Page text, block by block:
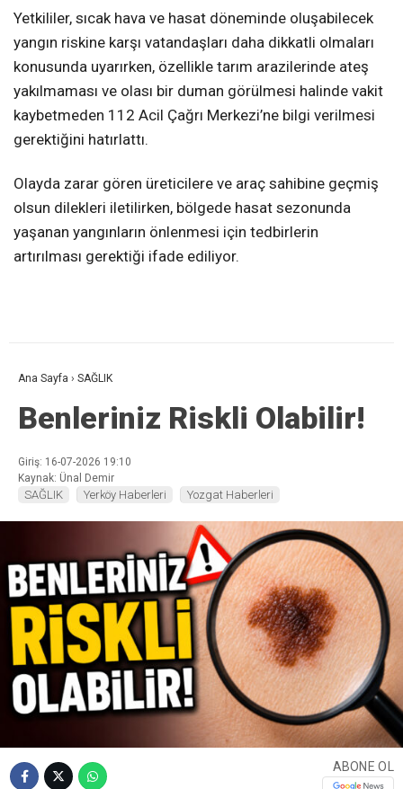
Yetkililer, sıcak hava ve hasat döneminde oluşabilecek
yangın riskine karşı vatandaşları daha dikkatli olmaları
konusunda uyarırken, özellikle tarım arazilerinde ateş
yakılmaması ve olası bir duman görülmesi halinde vakit
kaybetmeden 112 Acil Çağrı Merkezi’ne bilgi verilmesi
gerektiğini hatırlattı.
Olayda zarar gören üreticilere ve araç sahibine geçmiş
olsun dilekleri iletilirken, bölgede hasat sezonunda
yaşanan yangınların önlenmesi için tedbirlerin
artırılması gerektiği ifade ediliyor.
Ana Sayfa › SAĞLIK
Benleriniz Riskli Olabilir!
Giriş: 16-07-2026 19:10
Kaynak: Ünal Demir
SAĞLIK Yerköy Haberleri Yozgat Haberleri
ABONE OL